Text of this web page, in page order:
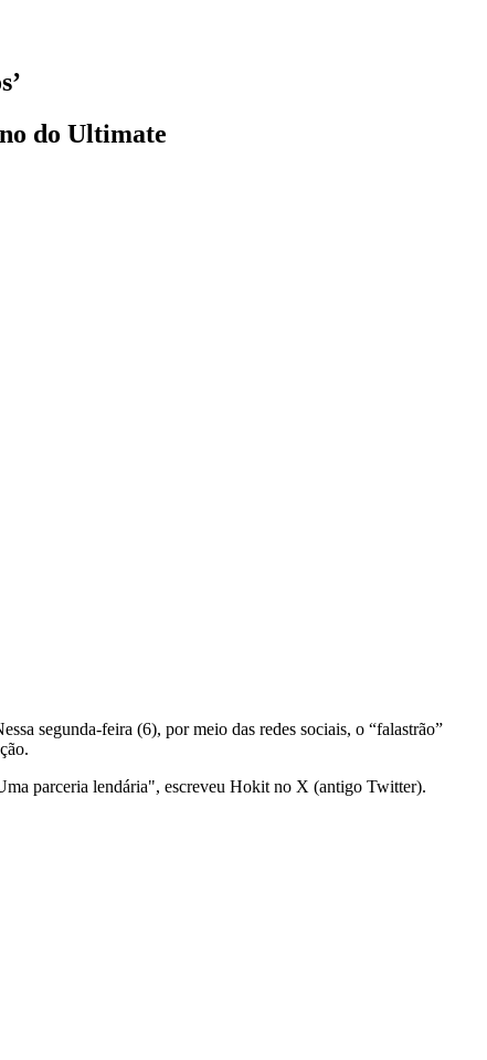
do Ultimate
segunda-feira (6), por meio das redes sociais, o “falastrão”
parceria lendária", escreveu Hokit no X (antigo Twitter).